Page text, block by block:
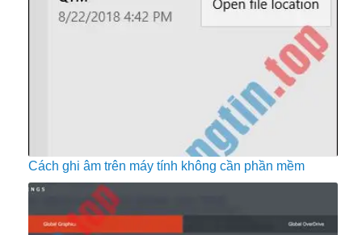
Cách ghi âm trên máy tính không cần phần mềm